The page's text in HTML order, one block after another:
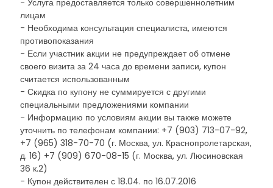
- Услуга предоставляется только совершеннолетним
лицам
- Необходима консультация специалиста, имеются
противопоказания
- Если участник акции не предупреждает об отмене
своего визита за 24 часа до времени записи, купон
считается использованным
- Скидка по купону не суммируется с другими
специальными предложениями компании
- Информацию по условиям акции вы также можете
уточнить по телефонам компании: +7 (903) 713-07-92,
+7 (965) 318-70-70 (г. Москва, ул. Краснопролетарская,
д. 16) +7 (909) 670-08-15 (г. Москва, ул. Люсиновская
36 к.2)
- Купон действителен с 18.04. по 16.07.2016